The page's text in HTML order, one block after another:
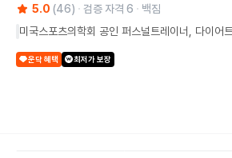
5.0 (46) 검증 자격 6
백짐
미국스포츠의학회 공인 퍼스널트레이너, 다이어
운닥 혜택 최저가 보장